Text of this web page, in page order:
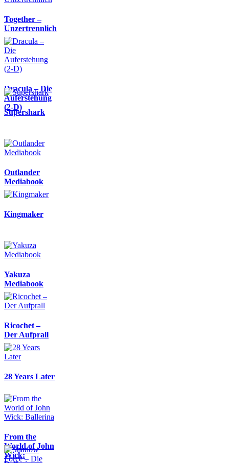
Together –
Unzertrennlich
Dracula – Die
Auferstehung
(2-D)
Supershark
Outlander
Mediabook
Kingmaker
Yakuza
Mediabook
Ricochet –
Der Aufprall
28 Years Later
From the
World of John
Wick: